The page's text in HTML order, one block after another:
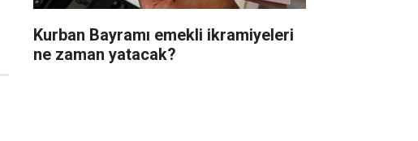
Kurban Bayramı emekli ikramiyeleri
ne zaman yatacak?